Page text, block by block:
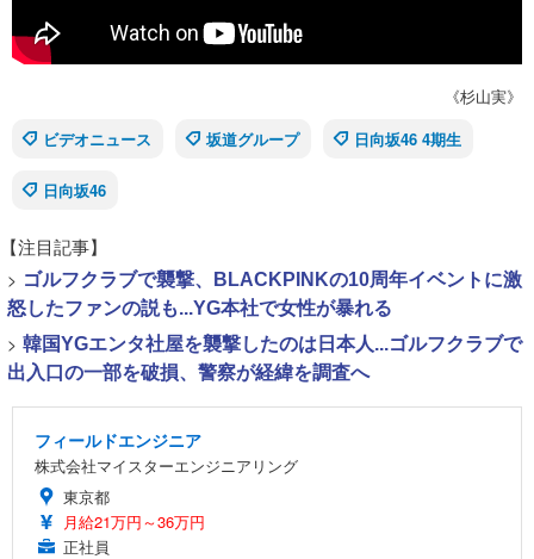
《杉山実》
ビデオニュース
坂道グループ 日向坂46 4期生
日向坂46
【注目記事】
> ゴルフクラブで襲撃、BLACKPINKの10周年イベントに激
怒したファンの説も...YG本社で女性が暴れる
> 韓国YGエンタ社屋を襲撃したのは日本人...ゴルフクラブで
出入口の一部を破損、警察が経緯を調査へ
フィールドエンジニア
株式会社マイスターエンジニアリング
東京都
月給21万円～36万円
正社員